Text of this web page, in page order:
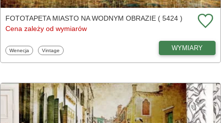
FOTOTAPETA MIASTO NA WODNYM OBRAZIE ( 5424 )
Cena zależy od wymiarów
Fototapety
Wenecja Fototapety
Vintage WYMIARY